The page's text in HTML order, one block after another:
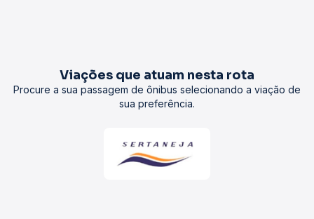
Viações que atuam nesta rota
Procure a sua passagem de ônibus selecionando a viação de
sua preferência.